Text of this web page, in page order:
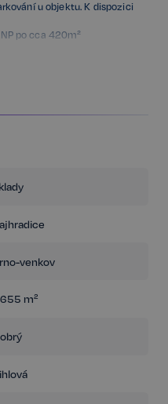
u objektu. K dispozici
po cca 420m²
venkov
m²